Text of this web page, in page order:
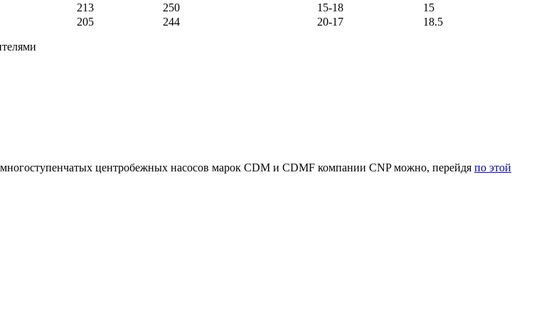
213 250 15-18
15
205 244 20-17 18.5
центробежных насосов марок CDM и CDMF компании CNP можно, перейдя по этой